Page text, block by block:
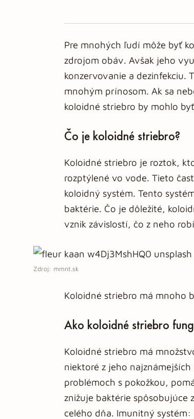
Pre mnohých ľudí môže byť
zdrojom obáv. Avšak jeho
konzervovanie a dezinfekciu.
mnohým prínosom. Ak sa
koloidné striebro by mohlo
Čo je koloidné striebro?
Koloidné striebro je roztok,
rozptýlené vo vode. Tieto
koloidný systém. Tento
baktérie. Čo je dôležité,
vznik závislostí, čo z neho
Zdroj: mmnt.sk
Koloidné striebro má mnoho
Ako koloidné striebro
Koloidné striebro má
niektoré z jeho
problémoch s pokožkou,
znižuje baktérie
celého dňa. Imunitný